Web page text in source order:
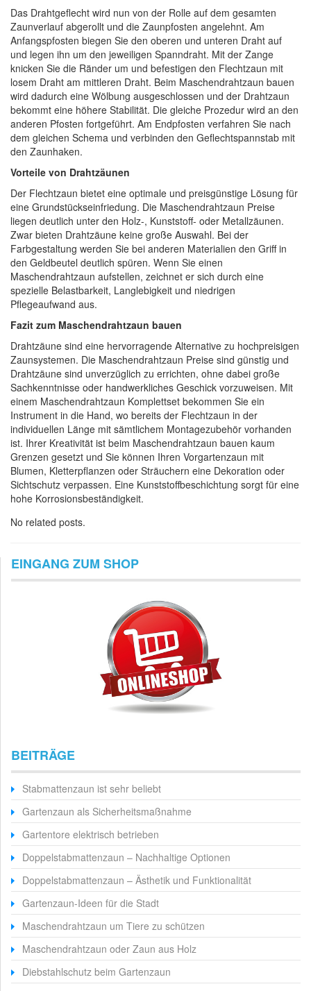
Das Drahtgeflecht wird nun von der Rolle auf dem gesamten
Zaunverlauf abgerollt und die Zaunpfosten angelehnt. Am
Anfangspfosten biegen Sie den oberen und unteren Draht auf
und legen ihn um den jeweiligen Spanndraht. Mit der Zange
knicken Sie die Ränder um und befestigen den Flechtzaun mit
losem Draht am mittleren Draht. Beim Maschendrahtzaun bauen
wird dadurch eine Wölbung ausgeschlossen und der Drahtzaun
bekommt eine höhere Stabilität. Die gleiche Prozedur wird an den
anderen Pfosten fortgeführt. Am Endpfosten verfahren Sie nach
dem gleichen Schema und verbinden den Geflechtspannstab mit
den Zaunhaken.
Vorteile von Drahtzäunen
Der Flechtzaun bietet eine optimale und preisgünstige Lösung für
eine Grundstückseinfriedung. Die Maschendrahtzaun Preise
liegen deutlich unter den Holz-, Kunststoff- oder Metallzäunen.
Zwar bieten Drahtzäune keine große Auswahl. Bei der
Farbgestaltung werden Sie bei anderen Materialien den Griff in
den Geldbeutel deutlich spüren. Wenn Sie einen
Maschendrahtzaun aufstellen, zeichnet er sich durch eine
spezielle Belastbarkeit, Langlebigkeit und niedrigen
Pflegeaufwand aus.
Fazit zum Maschendrahtzaun bauen
Drahtzäune sind eine hervorragende Alternative zu hochpreisigen
Zaunsystemen. Die Maschendrahtzaun Preise sind günstig und
Drahtzäune sind unverzüglich zu errichten, ohne dabei große
Sachkenntnisse oder handwerkliches Geschick vorzuweisen. Mit
einem Maschendrahtzaun Komplettset bekommen Sie ein
Instrument in die Hand, wo bereits der Flechtzaun in der
individuellen Länge mit sämtlichem Montagezubehör vorhanden
ist. Ihrer Kreativität ist beim Maschendrahtzaun bauen kaum
Grenzen gesetzt und Sie können Ihren Vorgartenzaun mit
Blumen, Kletterpflanzen oder Sträuchern eine Dekoration oder
Sichtschutz verpassen. Eine Kunststoffbeschichtung sorgt für eine
hohe Korrosionsbeständigkeit.
No related posts.
EINGANG ZUM SHOP
BEITRÄGE
Stabmattenzaun ist sehr beliebt
Gartenzaun als Sicherheitsmaßnahme
Gartentore elektrisch betrieben
Doppelstabmattenzaun – Nachhaltige Optionen
Doppelstabmattenzaun – Ästhetik und Funktionalität
Gartenzaun-Ideen für die Stadt
Maschendrahtzaun um Tiere zu schützen
Maschendrahtzaun oder Zaun aus Holz
Diebstahlschutz beim Gartenzaun